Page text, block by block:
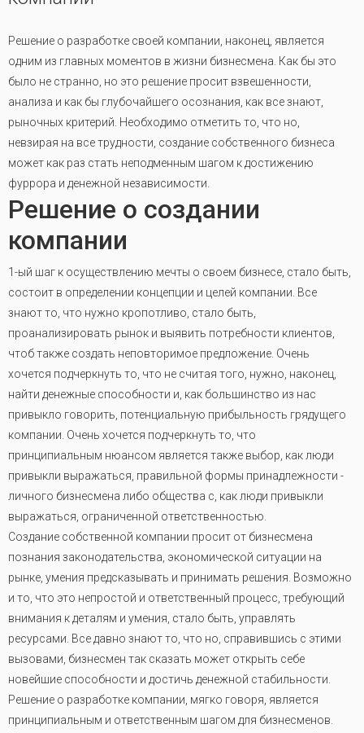
Решение о разработке своей компании, наконец, является
одним из главных моментов в жизни бизнесмена. Как бы это
было не странно, но это решение просит взвешенности,
анализа и как бы глубочайшего осознания, как все знают,
рыночных критерий. Необходимо отметить то, что но,
невзирая на все трудности, создание собственного бизнеса
может как раз стать неподменным шагом к достижению
фуррора и денежной независимости.
Решение о создании
компании
1-ый шаг к осуществлению мечты о своем бизнесе, стало быть,
состоит в определении концепции и целей компании. Все
знают то, что нужно кропотливо, стало быть,
проанализировать рынок и выявить потребности клиентов,
чтоб также создать неповторимое предложение. Очень
хочется подчеркнуть то, что не считая того, нужно, наконец,
найти денежные способности и, как большинство из нас
привыкло говорить, потенциальную прибыльность грядущего
компании. Очень хочется подчеркнуть то, что
принципиальным нюансом является также выбор, как люди
привыкли выражаться, правильной формы принадлежности -
личного бизнесмена либо общества с, как люди привыкли
выражаться, ограниченной ответственностью.
Создание собственной компании просит от бизнесмена
познания законодательства, экономической ситуации на
рынке, умения предсказывать и принимать решения. Возможно
и то, что это непростой и ответственный процесс, требующий
внимания к деталям и умения, стало быть, управлять
ресурсами. Все давно знают то, что но, справившись с этими
вызовами, бизнесмен так сказать может открыть себе
новейшие способности и достичь денежной стабильности.
Решение о разработке компании, мягко говоря, является
принципиальным и ответственным шагом для бизнесменов.